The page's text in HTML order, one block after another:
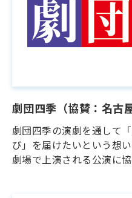
劇団四季（協賛：名古
劇団四季の演劇を通して
び」を届けたいという想
劇場で上演される公演に協